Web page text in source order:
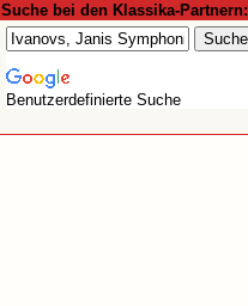
Suche bei den Klassika-Partnern:
Benutzerdefinierte Suche